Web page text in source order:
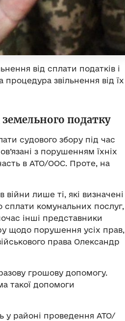
від сплати податків і
процедура звільнення від їх
податку
судового збору під час
з порушенням їхніх
в АТО/ООС. Проте, на
лише ті, які визначені
сплати комунальних послуг,
інші представники
щодо порушення усіх прав,
права Олександр
грошову допомогу.
такої допомоги
у районі проведення АТО/